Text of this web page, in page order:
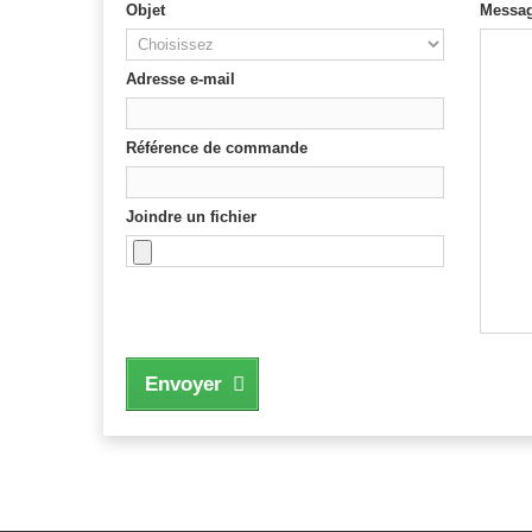
Objet
Adresse e-mail
Référence de commande
Joindre un fichier
Envoyer